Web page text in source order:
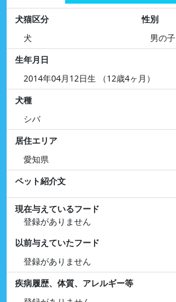
犬猫区分
犬
性別
男の子
生年月日
2014年04月12日生 （12歳4ヶ月）
犬種
シバ
居住エリア
愛知県
ペット紹介文
現在与えているフード
登録がありません
以前与えていたフード
登録がありません
疾病履歴、体質、アレルギー等